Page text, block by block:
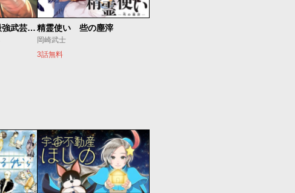
テンカイチ 日本最強武芸者決定戦精霊使い 些の塵滓
岡崎武士
3話無料